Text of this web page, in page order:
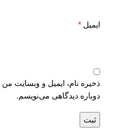
ایمیل *
ذخیره نام، ایمیل و وبسایت
دوباره دیدگاهی می‌نویسم.